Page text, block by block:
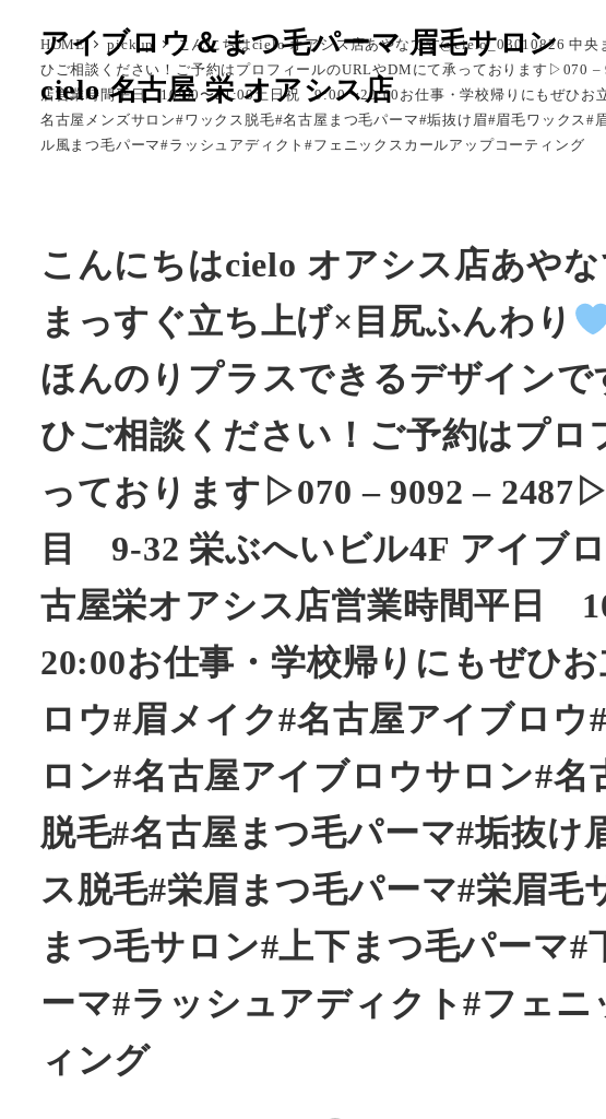
アイブロウ＆まつ毛パーマ 眉毛サロン
cielo 名古屋 栄 オアシス店
HOME pickup こんにちはcielo オアシス店あやなです@cielo_03010826 中央
ひご相談ください！ご予約はプロフィールのURLやDMにて承っております
店営業時間平日 10:00〜21:00土日祝 9:00〜20:00お仕事・学校帰りにもぜひお
名古屋メンズサロン#ワックス脱毛#名古屋まつ毛パーマ#垢抜け眉#眉毛ワックス
ル風まつ毛パーマ#ラッシュアディクト#フェニックスカールアップコーティング
こんにちはcielo オアシス店あやな
まっすぐ立ち上げ×目尻ふんわり
ほんのりプラスできるデザイン
ひご相談ください！ご予約はプ
っております▷070 – 9092 –
目 9-32 栄ぶへいビル4F アイブ
古屋栄オアシス店営業時間平日
20:00お仕事・学校帰りにもぜひ
ロウ#眉メイク#名古屋アイブロ
ロン#名古屋アイブロウサロン#
脱毛#名古屋まつ毛パーマ#垢抜け
ス脱毛#栄眉まつ毛パーマ#栄眉毛
まつ毛サロン#上下まつ毛パーマ
ーマ#ラッシュアディクト#フェ
ィング